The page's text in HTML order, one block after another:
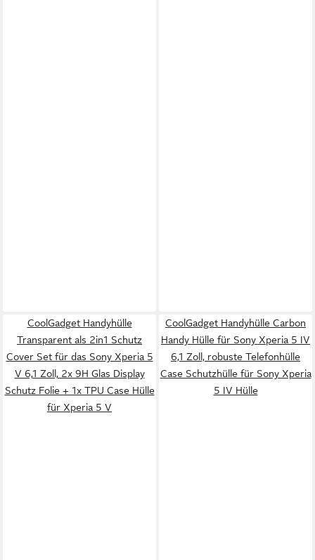
CoolGadget Handyhülle
Transparent als 2in1 Schutz
Cover Set für das Sony Xperia 5
V 6,1 Zoll, 2x 9H Glas Display
Schutz Folie + 1x TPU Case Hülle
für Xperia 5 V
CoolGadget Handyhülle Carbon
Handy Hülle für Sony Xperia 5 IV
6,1 Zoll, robuste Telefonhülle
Case Schutzhülle für Sony Xperia
5 IV Hülle